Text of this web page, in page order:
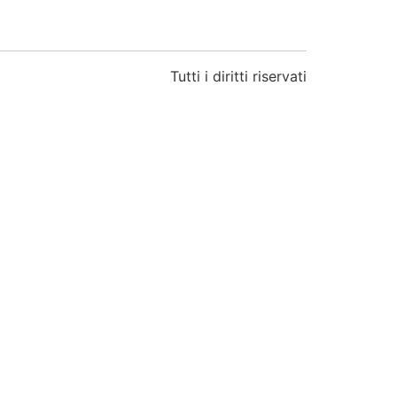
Tutti i diritti riservati